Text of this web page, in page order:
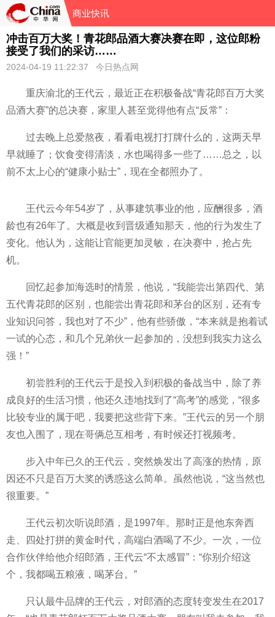
商业快讯
冲击百万大奖！青花郎品酒大赛决赛在即，这位郎粉
接受了我们的采访……
2024-04-19 11:22:37 今日热点网
重庆渝北的王代云，最近正在积极备战“青花郎百万大奖
品酒大赛”的总决赛，家里人甚至觉得他有点“反常”：
过去晚上总爱熬夜，看看电视打打牌什么的，这两天早
早就睡了；饮食变得清淡，水也喝得多一些了……总之，以
前不太上心的“健康小贴士”，现在全都照办了。
王代云今年54岁了，从事建筑事业的他，应酬很多，酒
龄也有26年了。大概是收到晋级通知那天，他的行为发生了
变化。他认为，这能让官能更加灵敏，在决赛中，抢占先
机。
回忆起参加海选时的情景，他说，“我能尝出第四代、第
五代青花郎的区别，也能尝出青花郎和茅台的区别，还有专
业知识问答，我也对了不少”，他有些骄傲，“本来就是抱着试
一试的心态，和几个兄弟伙一起参加的，没想到我实力这么
强！”
初尝胜利的王代云于是投入到积极的备战当中，除了养
成良好的生活习惯，他还久违地找到了“高考”的感觉，“很多
比较专业的属于吧，我要把这些背下来。”王代云的另一个朋
友也入围了，现在哥俩总互相考，有时候还打视频考。
步入中年已久的王代云，突然焕发出了高涨的热情，原
因还不只是百万大奖的诱惑这么简单。虽然他说，“这当然也
很重要。”
王代云初次听说郎酒，是1997年。那时正是他东奔西
走、四处打拼的黄金时代，高端白酒喝了不少。一次，一位
合作伙伴给他介绍郎酒，王代云“不太感冒”：“你别介绍这
个，我都喝五粮液，喝茅台。”
只认最牛品牌的王代云，对郎酒的态度转变发生在2017